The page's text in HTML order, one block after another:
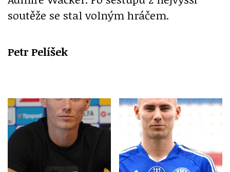
soutěže se stal volným hráčem.
Petr Pelíšek